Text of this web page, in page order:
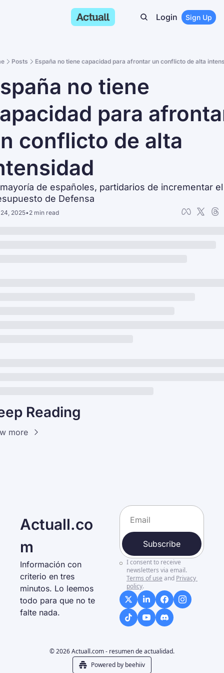
Login Sign Up
Posts España no tiene capacidad para afrontar un conflicto de alta
no tiene
para
conflicto de alta
de españoles, partidarios de incrementar el
de Defensa
2025•2 min read
Reading
more
Actuall.co
m
Información con
criterio en tres
minutos. Lo leemos
todo para que no te
falte nada.
Subscribe
I consent to receive
newsletters via email.
Terms of use and Privacy
policy.
© 2026 Actuall.com - resumen de actualidad.
Powered by beehiiv